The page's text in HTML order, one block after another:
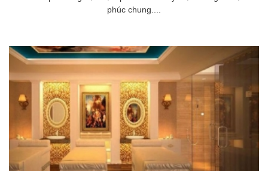
phúc chung....